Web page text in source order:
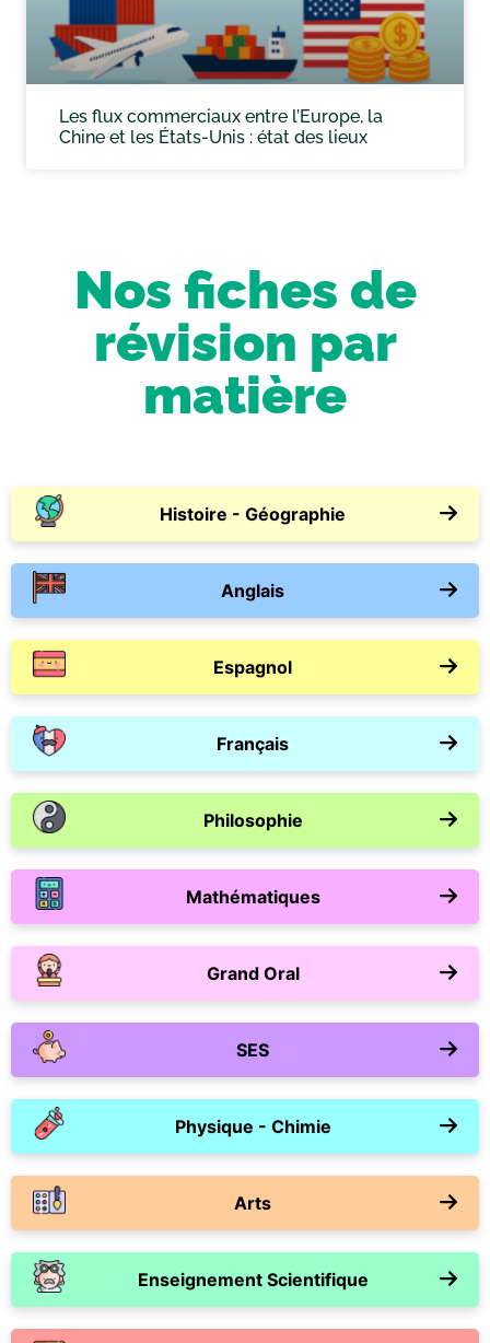
Les flux commerciaux entre l’Europe, la
Chine et les États-Unis : état des lieux
Nos fiches de
révision par
matière
Histoire - Géographie
Anglais
Espagnol
Français
Philosophie
Mathématiques
Grand Oral
SES
Physique - Chimie
Arts
Enseignement Scientifique